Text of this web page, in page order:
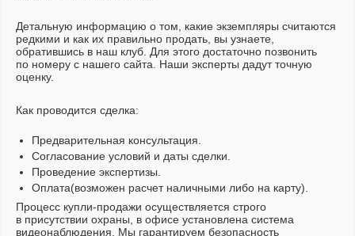
Детальную информацию о том, какие экземпляры считаются
редкими и как их правильно продать, вы узнаете,
обратившись в наш клуб. Для этого достаточно позвонить
по номеру с нашего сайта. Наши эксперты дадут точную
оценку.
Как проводится сделка:
Предварительная консультация.
Согласование условий и даты сделки.
Проведение экспертизы.
Оплата(возможен расчет наличными либо на карту).
Процесс купли-продажи осуществляется строго
в присутствии охраны, в офисе установлена система
видеонаблюдения. Мы гарантируем безопасность